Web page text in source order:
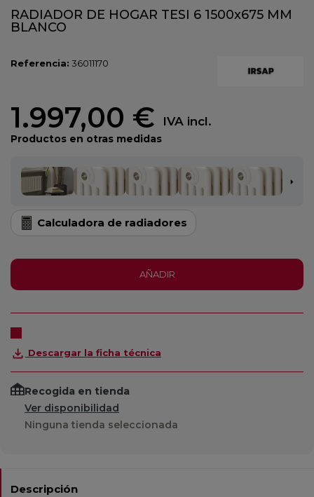
RADIADOR DE HOGAR TESI 6 1500x675 MM
BLANCO
Referencia: 36011170
1.997,00 € IVA incl.
Productos en otras medidas
Calculadora de radiadores
AÑADIR
Descargar la ficha técnica
Recogida en tienda
Ver disponibilidad
Ninguna tienda seleccionada
Descripción